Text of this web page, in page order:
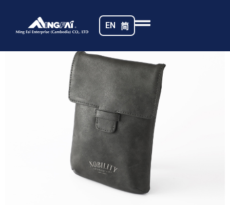
EN 简